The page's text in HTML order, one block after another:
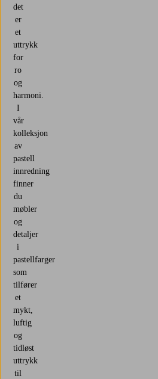
det
er
et
uttrykk
for
ro
og
harmoni.
I
vår
kolleksjon
av
pastell
innredning
finner
du
møbler
og
detaljer
i
pastellfarger
som
tilfører
et
mykt,
luftig
og
tidløst
uttrykk
til